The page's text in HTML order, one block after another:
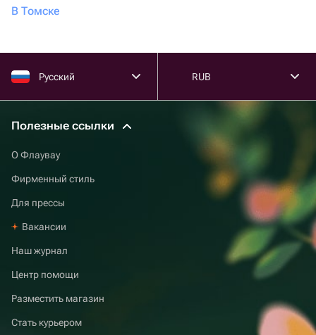
В Томске
Русский RUB
Полезные ссылки
О Флаувау
Фирменный стиль
Для прессы
Вакансии
Наш журнал
Центр помощи
Разместить магазин
Стать курьером